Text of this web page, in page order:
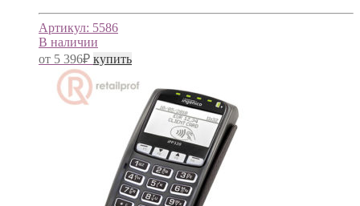
Артикул: 5586
В наличии
от 5 396₽ купить